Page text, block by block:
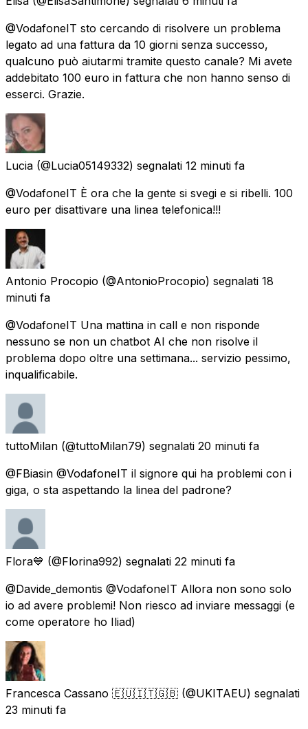
@VodafoneIT sto cercando di risolvere un problema
legato ad una fattura da 10 giorni senza successo,
qualcuno può aiutarmi tramite questo canale? Mi avete
addebitato 100 euro in fattura che non hanno senso di
esserci. Grazie.
Lucia (@Lucia05149332) segnalati 12 minuti fa
@VodafoneIT È ora che la gente si svegi e si ribelli. 100
euro per disattivare una linea telefonica!!!
Antonio Procopio (@AntonioProcopio) segnalati 18
minuti fa
@VodafoneIT Una mattina in call e non risponde
nessuno se non un chatbot AI che non risolve il
problema dopo oltre una settimana... servizio pessimo,
inqualificabile.
tuttoMilan (@tuttoMilan79) segnalati 20 minuti fa
@FBiasin @VodafoneIT il signore qui ha problemi con i
giga, o sta aspettando la linea del padrone?
Flora💙 (@Florina992) segnalati 22 minuti fa
@Davide_demontis @VodafoneIT Allora non sono solo
io ad avere problemi! Non riesco ad inviare messaggi (e
come operatore ho Iliad)
Francesca Cassano 🇪🇺🇮🇹🇬🇧 (@UKITAEU) segnalati
23 minuti fa